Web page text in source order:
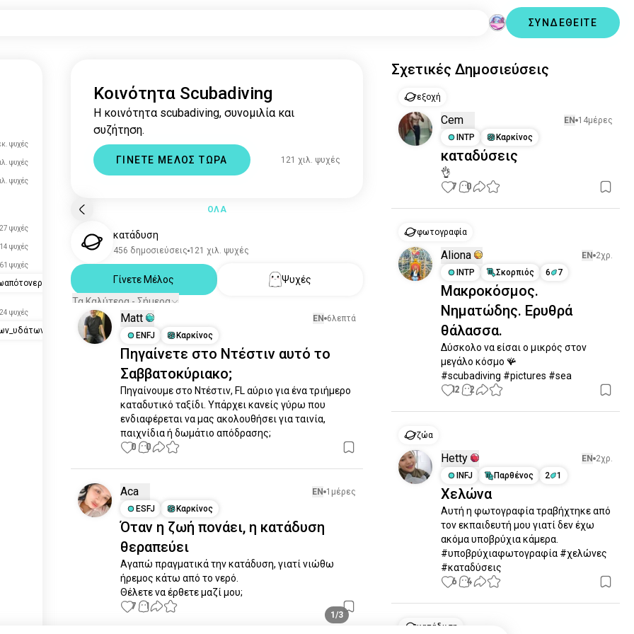
ΣΥΝΔΕΘΕΙΤΕ
ψυχές
ψυχές
ψυχές
ψυχές
ψυχές
61 ψυχές
24 ψυχές
Κοινότητα Scubadiving
Η κοινότητα scubadiving, συνομιλία και
συζήτηση.
ΓΙΝΕΤΕ ΜΕΛΟΣ ΤΩΡΑ 121 χιλ. ψυχές
ΟΛΑ
κατάδυση
456 δημοσιεύσεις 121 χιλ. ψυχές
Γίνετε Μέλος
Ψυχές
Τα Καλύτερα - Σήμερα
Matt EN 6λεπτά
ENFJ
Καρκίνος
Πηγαίνετε στο Ντέστιν αυτό το
Σαββατοκύριακο;
Πηγαίνουμε στο Ντέστιν, FL αύριο για ένα τριήμερο
καταδυτικό ταξίδι. Υπάρχει κανείς γύρω που
ενδιαφέρεται να μας ακολουθήσει για ταινία,
παιχνίδια ή δωμάτιο απόδρασης;
0 0
Aca EN 1μέρες
ESFJ
Καρκίνος
Όταν η ζωή πονάει, η κατάδυση
θεραπεύει
Αγαπώ πραγματικά την κατάδυση, γιατί νιώθω
ήρεμος κάτω από το νερό.
Θέλετε να έρθετε μαζί μου;
1/3
7 1
Σχετικές Δημοσιεύσεις
εξοχή
Cem EN 14μέρες
INTP
Καρκίνος
καταδύσεις
👌
7 0
φωτογραφία
Aliona EN 2χρ.
INTP
Σκορπιός 6 7
Μακροκόσμος.
Νηματώδης. Ερυθρά
θάλασσα.
Δύσκολο να είσαι ο μικρός στον
μεγάλο κόσμο 🪸
#scubadiving #pictures #sea
12 2
ζώα
Hetty EN 2χρ.
INFJ
Παρθένος 2 1
Χελώνα
Αυτή η φωτογραφία τραβήχτηκε από
τον εκπαιδευτή μου γιατί δεν έχω
ακόμα υποβρύχια κάμερα.
#υποβρύχιαφωτογραφία #χελώνες
#καταδύσεις
6 4
κατάδυση